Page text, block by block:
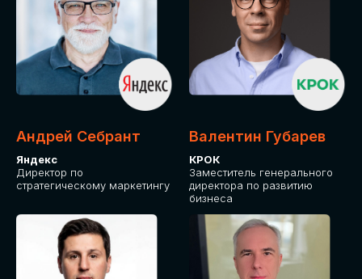
Андрей Себрант
Яндекс
Директор по
стратегическому маркетингу
Валентин Губарев
КРОК
Заместитель генерального
директора по развитию
бизнеса